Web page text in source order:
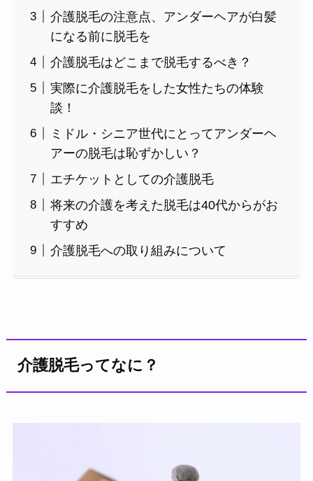
介護脱毛の注意点、アンダーヘアが白髪
になる前に脱毛を
介護脱毛はどこまで脱毛するべき？
実際に介護脱毛をした女性たちの体験
談！
ミドル・シニア世代にとってアンダーヘ
アーの脱毛は恥ずかしい？
エチケットとしての介護脱毛
将来の介護を考えた脱毛は40代からがお
すすめ
介護脱毛への取り組みについて
介護脱毛ってなに？